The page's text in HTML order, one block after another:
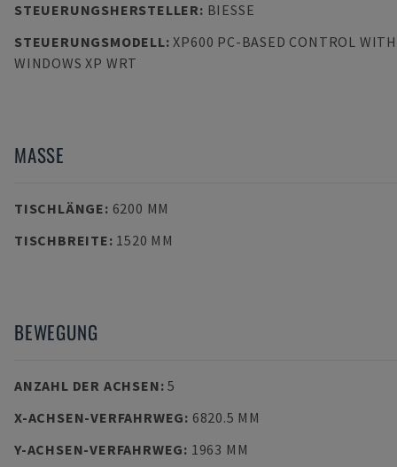
STEUERUNGSHERSTELLER: BIESSE
STEUERUNGSMODELL:XP600 PC-BASED CONTROL WITH
WINDOWS XP WRT
MASSE
TISCHLÄNGE: 6200 MM
TISCHBREITE: 1520 MM
BEWEGUNG
ANZAHL DER ACHSEN:5
X-ACHSEN-VERFAHRWEG: 6820.5 MM
Y-ACHSEN-VERFAHRWEG: 1963 MM